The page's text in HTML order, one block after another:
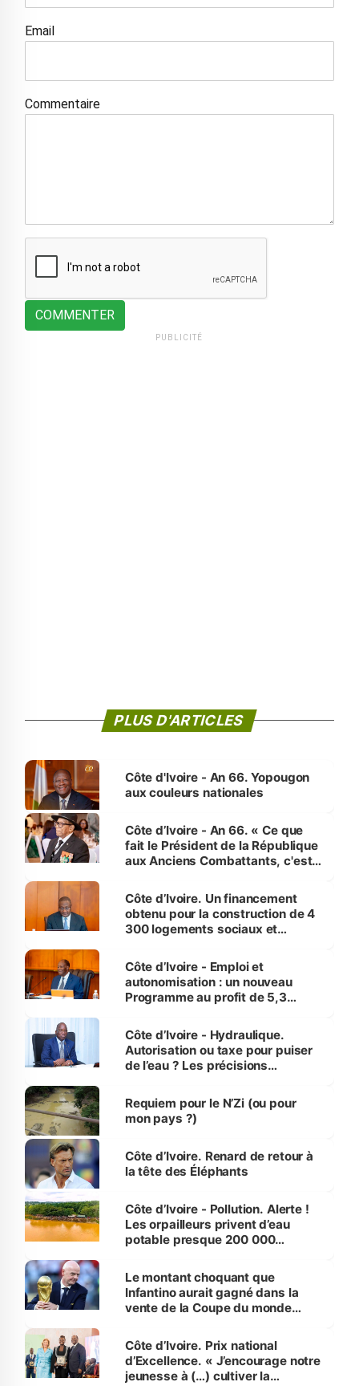
Email
Commentaire
COMMENTER
PUBLICITÉ
PLUS D'ARTICLES
Côte d'Ivoire - An 66. Yopougon
aux couleurs nationales
Côte d’Ivoire - An 66. « Ce que
fait le Président de la République
aux Anciens Combattants, c'est
Côte d’Ivoire. Un financement
obtenu pour la construction de 4
300 logements sociaux et
et Yamoussoukro
Côte d’Ivoire - Emploi et
autonomisation : un nouveau
Programme au profit de 5,3
Côte d’Ivoire - Hydraulique.
Autorisation ou taxe pour puiser
de l’eau ? Les précisions
Requiem pour le N’Zi (ou pour
mon pays ?)
Côte d’Ivoire. Renard de retour à
la tête des Éléphants
Côte d’Ivoire - Pollution. Alerte !
Les orpailleurs privent d’eau
potable presque 200 000
Le montant choquant que
Infantino aurait gagné dans la
vente de la Coupe du monde
Côte d’Ivoire. Prix national
d’Excellence. « J’encourage notre
jeunesse à (…) cultiver la